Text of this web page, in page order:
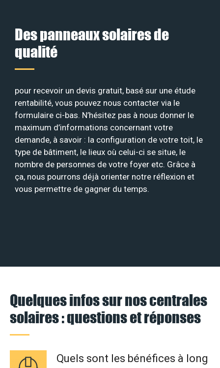
Des panneaux solaires de
qualité
pour recevoir un devis gratuit, basé sur une étude
rentabilité, vous pouvez nous contacter via le
formulaire ci-bas. N’hésitez pas à nous donner le
maximum d’informations concernant votre
demande, à savoir : la configuration de votre toit, le
type de bâtiment, le lieux où celui-ci se situe, le
nombre de personnes de votre foyer etc. Grâce à
ça, nous pourrons déjà orienter notre réflexion et
vous permettre de gagner du temps.
Quelques infos sur nos centrales
solaires : questions et réponses
Quels sont les bénéfices à long